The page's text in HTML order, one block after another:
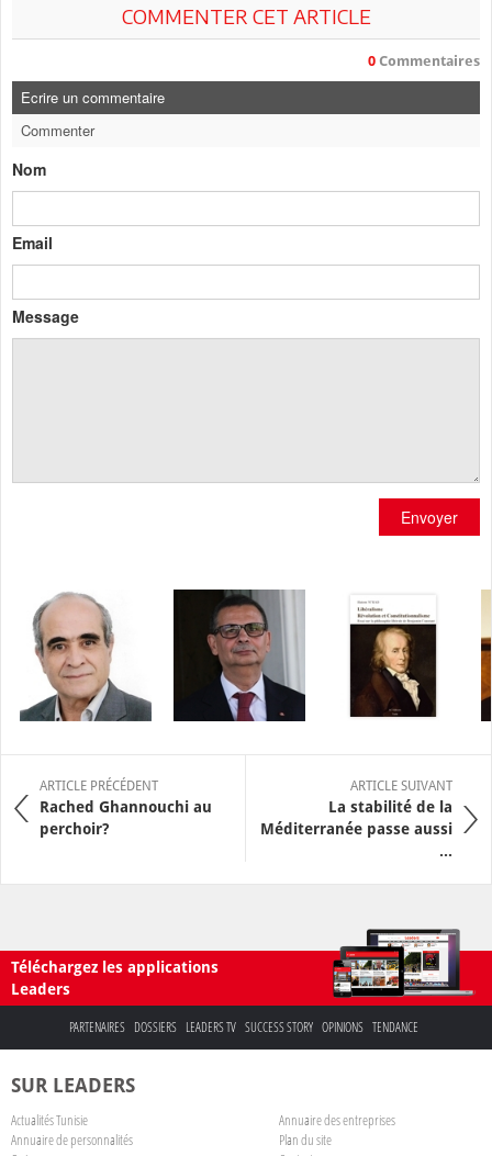
COMMENTER CET ARTICLE
0 Commentaires
Ecrire un commentaire
Commenter
Nom
Email
Message
Envoyer
ARTICLE PRÉCÉDENT
Rached Ghannouchi au
perchoir?
ARTICLE SUIVANT
La stabilité de la
Méditerranée passe aussi
...
Téléchargez les applications
Leaders
PARTENAIRES DOSSIERS LEADERS TV SUCCESS STORY OPINIONS TENDANCE
SUR LEADERS
Actualités Tunisie
Annuaire des entreprises
Annuaire de personnalités
Plan du site